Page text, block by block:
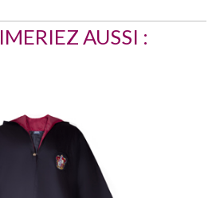
AUSSI :